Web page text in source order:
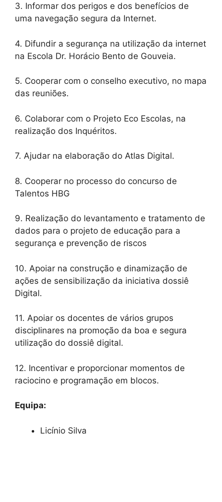
3. Informar dos perigos e dos benefícios de
uma navegação segura da Internet.
4. Difundir a segurança na utilização da internet
na Escola Dr. Horácio Bento de Gouveia.
5. Cooperar com o conselho executivo, no mapa
das reuniões.
6. Colaborar com o Projeto Eco Escolas, na
realização dos Inquéritos.
7. Ajudar na elaboração do Atlas Digital.
8. Cooperar no processo do concurso de
Talentos HBG
9. Realização do levantamento e tratamento de
dados para o projeto de educação para a
segurança e prevenção de riscos
10. Apoiar na construção e dinamização de
ações de sensibilização da iniciativa dossiê
Digital.
11. Apoiar os docentes de vários grupos
disciplinares na promoção da boa e segura
utilização do dossiê digital.
12. Incentivar e proporcionar momentos de
raciocino e programação em blocos.
Equipa:
Licínio Silva